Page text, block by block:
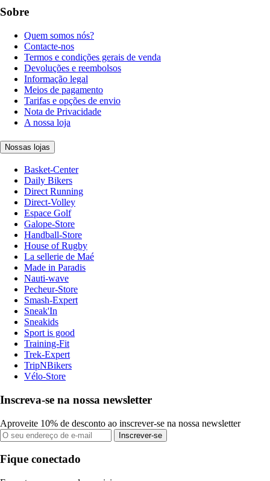
Sobre
Quem somos nós?
Contacte-nos
Termos e condições gerais de venda
Devoluções e reembolsos
Informação legal
Meios de pagamento
Tarifas e opções de envio
Nota de Privacidade
A nossa loja
Nossas lojas
Basket-Center
Daily Bikers
Direct Running
Direct-Volley
Espace Golf
Galope-Store
Handball-Store
House of Rugby
La sellerie de Maé
Made in Paradis
Nauti-wave
Pecheur-Store
Smash-Expert
Sneak'In
Sneakids
Sport is good
Training-Fit
Trek-Expert
TripNBikers
Vélo-Store
Inscreva-se na nossa newsletter
Aproveite 10% de desconto ao inscrever-se na nossa newsletter
Inscrever-se
Fique conectado